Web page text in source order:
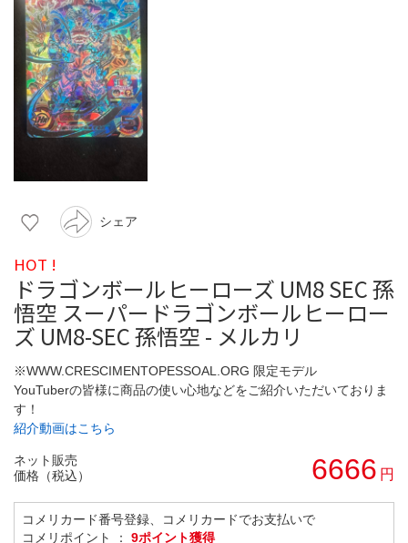
シェア
HOT !
ドラゴンボールヒーローズ UM8 SEC 孫
悟空 スーパードラゴンボールヒーロー
ズ UM8-SEC 孫悟空 - メルカリ
※WWW.CRESCIMENTOPESSOAL.ORG 限定モデル
YouTuberの皆様に商品の使い心地などをご紹介いただいておりま
す！
紹介動画はこちら
ネット販売
価格（税込）
6666 円
コメリカード番号登録、コメリカードでお支払いで
コメリポイント ： 9ポイント獲得